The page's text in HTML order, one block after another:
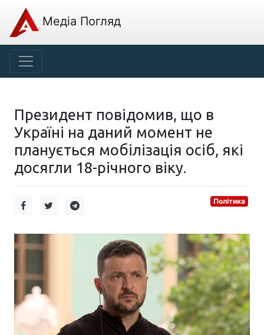
Медіа Погляд
Президент повідомив, що в
Україні на даний момент не
планується мобілізація осіб, які
досягли 18-річного віку.
Політика